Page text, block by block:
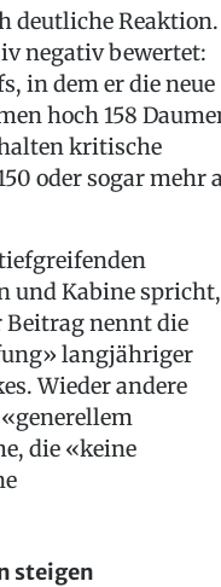
deutliche Reaktion.
negativ bewertet:
in dem er die neue
hoch 158
kritische
oder sogar mehr
und Kabine spricht,
Beitrag nennt die
langjähriger
Wieder andere
die «keine
steigen